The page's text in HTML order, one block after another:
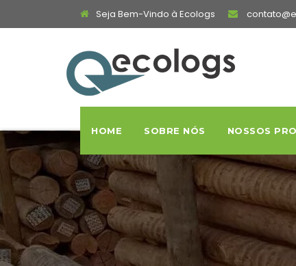
Seja Bem-Vindo à Ecologs
HOME SOBRE NÓS NOSSOS